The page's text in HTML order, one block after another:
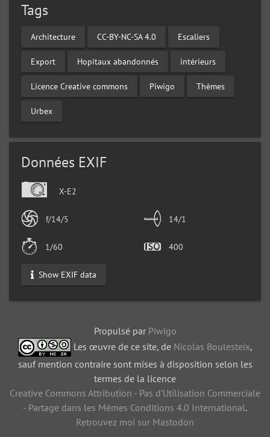
Tags
Architecture CC-BY-NC-SA 4.0 Escaliers
Export Hopitaux abandonnés intérieurs
Licence Creative commons Piwigo Thèmes
Urbex
Données EXIF
X-E2
f/14/5 14/1
1/60 400
Show EXIF data
Propulsé par Piwigo
Les œuvre de ce site, de Nicolas Boulesteix,
sauf mention contraire sont mises à disposition selon les
termes de la licence
Creative Commons Attribution - Pas d’Utilisation Commerciale
- Partage dans les Mêmes Conditions 4.0 International.
Retrouvez moi sur Mastodon